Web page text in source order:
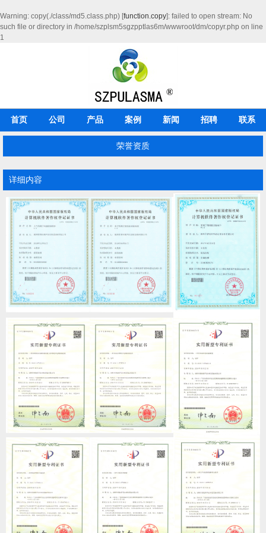
Warning: copy(./class/md5.class.php) [function.copy]: failed to open stream: No
such file or directory in /home/szplsm5sgzpptlas6m/wwwroot/dm/copyr.php on line
1
首页 公司 产品 案例 新闻 招聘 联系
荣誉资质
详细内容